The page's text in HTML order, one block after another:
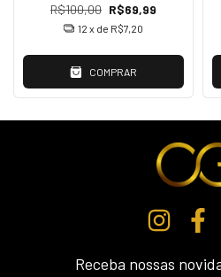
R$100,00 R$69,99
12 x de R$7,20
COMPRAR
Receba nossas